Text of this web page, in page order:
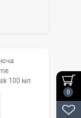
0
100 мл